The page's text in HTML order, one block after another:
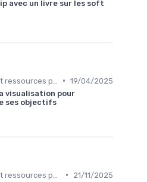
avec un livre sur les soft
• 19/04/2025
visualisation pour
ses objectifs
•
21/11/2025